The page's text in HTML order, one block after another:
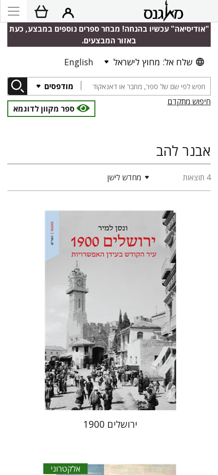
"אודיסיאה" עכשיו בהנחה! מבחר ספרים נוספים במבצע, כעת
באזור המבצעים.
שלח אל: מחוץ לישראל English
מודפסים
חיפוש מתקדם
ספר מקוון לדוגמא
אבנר להב
4 תוצאות מחדש לישן
ונסן למיר
אריאל הירשפלד
הנחת אתר ספר מודפס
$31
$28
ירושלים 1900
אלקטרוני